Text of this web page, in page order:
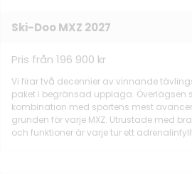
Ski-Doo MXZ 2027
Pris från 196 900 kr
Vi firar två decennier av vinnande
paket i begränsad upplaga. Överlägsen
kombination med sportens mest
grunden för varje MXZ. Utrustade med
och funktioner är varje tur ett